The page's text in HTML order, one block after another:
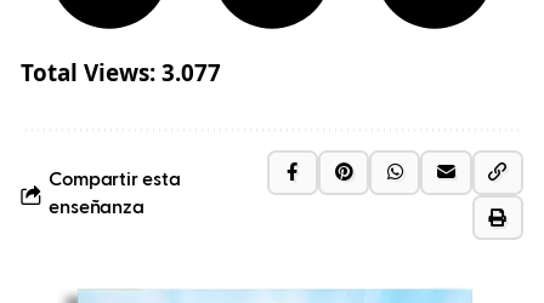
Total Views:3.077
Compartir esta
enseñanza